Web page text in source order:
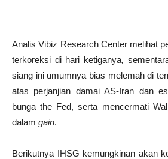
Analis Vibiz Research Center melihat
terkoreksi di hari ketiganya,
siang ini umumnya bias melemah di
atas perjanjian damai AS-Iran dan
bunga the Fed, serta mencermati
dalam gain.
Berikutnya IHSG kemungkinan akan